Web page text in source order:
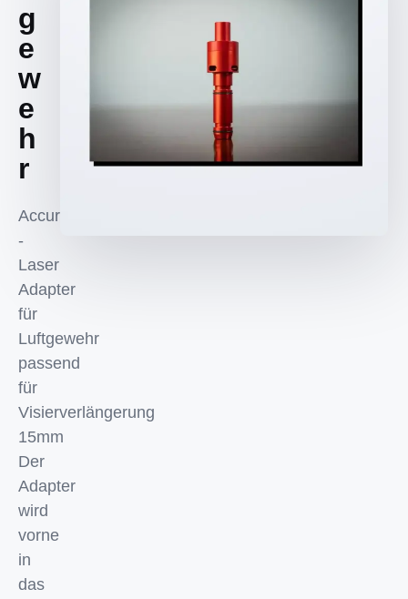
g
e
w
e
h
r
Accurize
-
Laser
Adapter
für
Luftgewehr
passend
für
Visierverlängerung
15mm
Der
Adapter
wird
vorne
in
das